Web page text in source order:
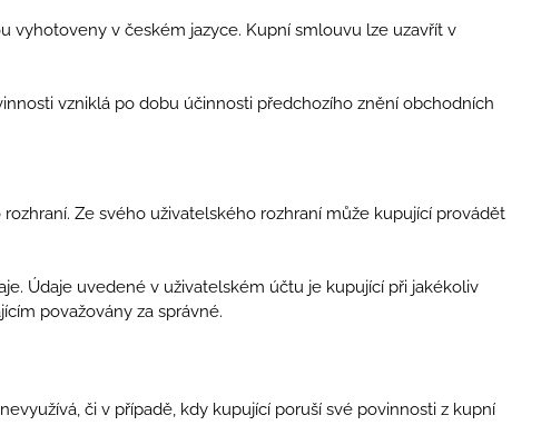
vyhotoveny v českém jazyce. Kupní smlouvu lze uzavřít v
vzniklá po dobu účinnosti předchozího znění obchodních
Ze svého uživatelského rozhraní může kupující provádět
Údaje uvedené v uživatelském účtu je kupující při jakékoliv
považovány za správné.
či v případě, kdy kupující poruší své povinnosti z kupní